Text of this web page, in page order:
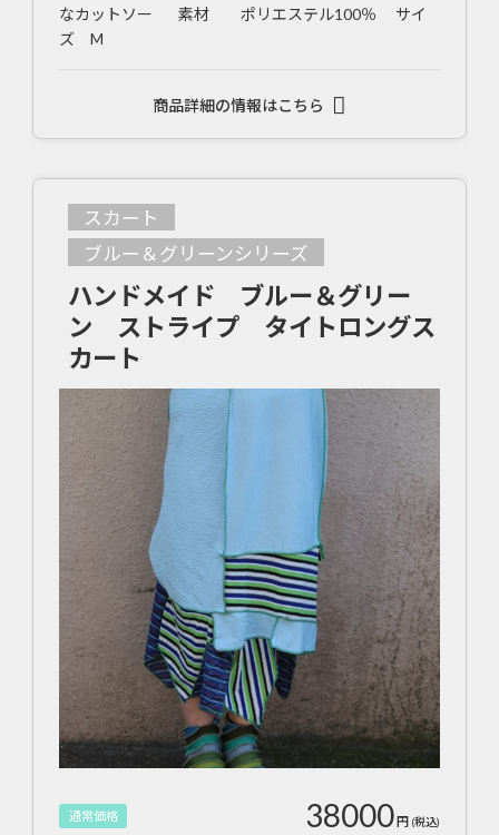
なカットソー 素材 ポリエステル100％ サイ
ズ M
商品詳細の情報はこちら
スカート
ブルー＆グリーンシリーズ
ハンドメイド ブルー＆グリー
ン ストライプ タイトロングス
カート
通常価格 38000円 (税込)